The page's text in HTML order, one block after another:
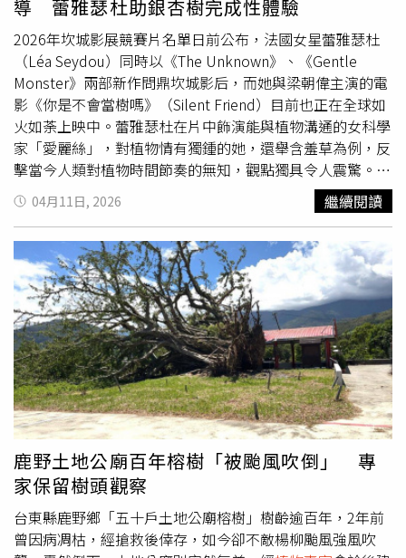
恐慌，由於「長莢罌粟」顏色鮮艷美麗，若帶小孩子出門確
實有可能因好奇而採摘回家擺飾，因此認為政府加強宣導其
危害絕對有其必要性。有環境專家也表示憂心，這種高繁殖
力的外來植物若任其擴散，將會嚴重擠壓日本本土原生植物
的生存空間，對當地的自然生態平衡造成長遠且不可逆的衝
擊。吉川教授認為，如何正確驅除至關重要，並提醒民眾在
清理時切記不可徒手拔除，應配戴手套並從根部完整連根拔
起；同時，為了防止細小的種子在過程中散落至周圍土壤造
成二次蔓延，拔除後應立即收入塑膠袋中並確實密封，隨後
依據地方政府的垃圾分類指示以可燃垃圾進行處置，才能從
源頭有效阻斷其繁殖鏈。
導 蕾雅瑟杜助銀杏樹完成性體驗
2026年坎城影展競賽片名單日前公布，法國女星蕾雅瑟杜
（Léa Seydou）同時以《The Unknown》、《Gentle
Monster》兩部新作問鼎坎城影后，而她與梁朝偉主演的電
影《你是不會當樹嗎》（Silent Friend）目前也正在全球如
火如荼上映中。蕾雅瑟杜在片中飾演能與植物溝通的女科學
家「愛麗絲」，對植物情有獨鍾的她，還舉含羞草為例，反
擊當今人類對植物時間節奏的無知，觀點獨具令人震驚。蕾
雅瑟杜將植物的秘辛傾囊相授，成為王教授（梁朝偉 飾）
的植物導師。兩人在疫情封鎖期間共同合作，促成銀杏樹完
成第一次的「性體驗」，成為全片男女平權最和諧平等的一
對。有趣的是，《你是不會當樹嗎》除了「最強女主角」銀
杏樹，就屬她與梁朝偉有最多對手戲。蕾雅瑟杜在電影開拍
前，還不斷透過筆電螢幕跟梁朝偉對戲，果然默契十足、展
現極其自然的演出效果。蕾雅瑟杜隔空指導梁朝偉《你是不
會當樹嗎》助銀杏樹完成性體驗。（圖／海鵬提供）出身電
影世家的蕾雅瑟杜，祖父是百代電影公司（Pathé）主席傑
侯姆瑟杜（Jérôme Seydoux），伯父尼可拉瑟杜（Nicolas
Seydoux）則為法國高蒙電影公司（Gaumont）CEO。畢業
於巴黎國立高等音樂舞蹈學院的她，2013年以坎城影展金
棕櫚獎《藍色是最溫暖的顏色》的傑出表現獲得各界矚目。
蕾雅瑟杜除為許多時尚精品全球代言，神秘的魅力讓她遊刃
有餘地穿梭於歐洲影展片和好萊塢商業電影，曾與雷利史考
特、伍迪艾倫、布萊德博德及昆汀塔倫提諾等好萊塢名導合
作。向來力挺女權的她，曾疾呼「電影圈要改變！男女演員
04月11日, 2026 繼續閱讀
鹿野土地公廟百年榕樹「被颱風吹倒」 專
家保留樹頭觀察
台東縣鹿野鄉「五十戶土地公廟榕樹」樹齡逾百年，2年前
曾因病凋枯，經搶救後倖存，如今卻不敵楊柳颱風強風吹